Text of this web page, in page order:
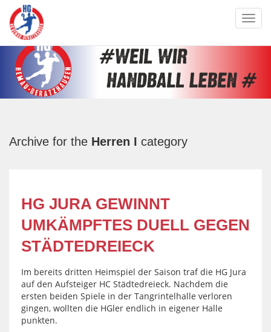
Archive for the Herren I category
HG JURA GEWINNT
UMKÄMPFTES DUELL GEGEN
STÄDTEDREIECK
Im bereits dritten Heimspiel der Saison traf die HG Jura
auf den Aufsteiger HC Städtedreieck. Nachdem die
ersten beiden Spiele in der Tangrintelhalle verloren
gingen, wollten die HGler endlich in eigener Halle
punkten.